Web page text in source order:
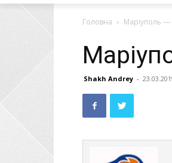
Головна Маріуполь —
Shakh Andrey -